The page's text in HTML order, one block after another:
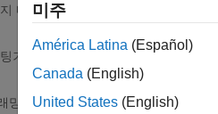
내용
기 앱 열기
밍 방식으로 사용
미주
América Latina (Español)
Canada (English)
United States (English)